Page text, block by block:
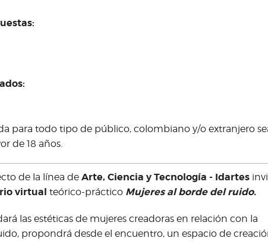
para todo tipo de público, colombiano y/o extranjero
de 18 años.
de la línea de Arte, Ciencia y Tecnología - Idartes
virtual teórico-práctico Mujeres al borde del ruido.
las estéticas de mujeres creadoras en relación con la
propondrá desde el encuentro, un espacio de